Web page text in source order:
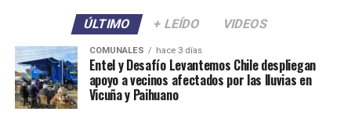
ÚLTIMO + LEÍDO VIDEOS
COMUNALES hace 3 días
Entel y Desafío Levantemos Chile despliegan
apoyo a vecinos afectados por las lluvias en
Vicuña y Paihuano